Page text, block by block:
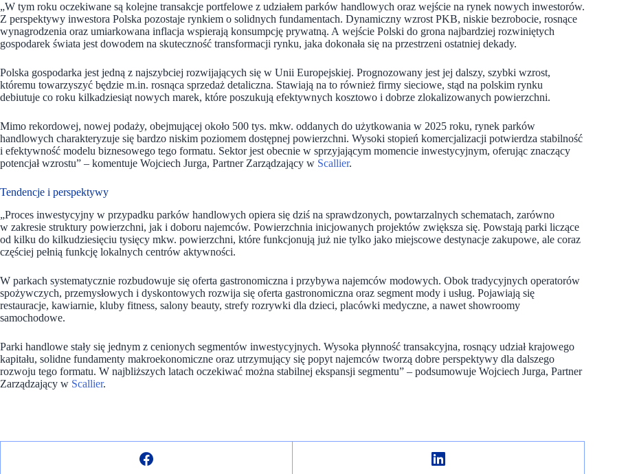
„W tym roku oczekiwane są kolejne transakcje portfelowe z udziałem parków handlowych oraz wejście na rynek nowych inwestorów.
Z perspektywy inwestora Polska pozostaje rynkiem o solidnych fundamentach. Dynamiczny wzrost PKB, niskie bezrobocie, rosnące
wynagrodzenia oraz umiarkowana inflacja wspierają konsumpcję prywatną. A wejście Polski do grona najbardziej rozwiniętych
gospodarek świata jest dowodem na skuteczność transformacji rynku, jaka dokonała się na przestrzeni ostatniej dekady.
Polska gospodarka jest jedną z najszybciej rozwijających się w Unii Europejskiej. Prognozowany jest jej dalszy, szybki wzrost,
któremu towarzyszyć będzie m.in. rosnąca sprzedaż detaliczna. Stawiają na to również firmy sieciowe, stąd na polskim rynku
debiutuje co roku kilkadziesiąt nowych marek, które poszukują efektywnych kosztowo i dobrze zlokalizowanych powierzchni.
Mimo rekordowej, nowej podaży, obejmującej około 500 tys. mkw. oddanych do użytkowania w 2025 roku, rynek parków
handlowych charakteryzuje się bardzo niskim poziomem dostępnej powierzchni. Wysoki stopień komercjalizacji potwierdza stabilność
i efektywność modelu biznesowego tego formatu. Sektor jest obecnie w sprzyjającym momencie inwestycyjnym, oferując znaczący
potencjał wzrostu” – komentuje Wojciech Jurga, Partner Zarządzający w Scallier.
Tendencje i perspektywy
„Proces inwestycyjny w przypadku parków handlowych opiera się dziś na sprawdzonych, powtarzalnych schematach, zarówno
w zakresie struktury powierzchni, jak i doboru najemców. Powierzchnia inicjowanych projektów zwiększa się. Powstają parki liczące
od kilku do kilkudziesięciu tysięcy mkw. powierzchni, które funkcjonują już nie tylko jako miejscowe destynacje zakupowe, ale coraz
częściej pełnią funkcję lokalnych centrów aktywności.
W parkach systematycznie rozbudowuje się oferta gastronomiczna i przybywa najemców modowych. Obok tradycyjnych operatorów
spożywczych, przemysłowych i dyskontowych rozwija się oferta gastronomiczna oraz segment mody i usług. Pojawiają się
restauracje, kawiarnie, kluby fitness, salony beauty, strefy rozrywki dla dzieci, placówki medyczne, a nawet showroomy
samochodowe.
Parki handlowe stały się jednym z cenionych segmentów inwestycyjnych. Wysoka płynność transakcyjna, rosnący udział krajowego
kapitału, solidne fundamenty makroekonomiczne oraz utrzymujący się popyt najemców tworzą dobre perspektywy dla dalszego
rozwoju tego formatu. W najbliższych latach oczekiwać można stabilnej ekspansji segmentu” – podsumowuje Wojciech Jurga, Partner
Zarządzający w Scallier.